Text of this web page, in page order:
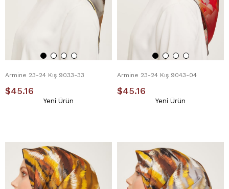
Armine 23-24 Kış 9033-33
$45.16
Yeni Ürün
Armine 23-24 Kış 9043-04
$45.16
Yeni Ürün